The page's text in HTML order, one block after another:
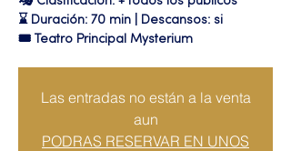
⌛ Duración: 70 min | Descansos: si
🎟 Teatro Principal Mysterium
Las entradas no están a la venta
aun
PODRAS RESERVAR EN UNOS